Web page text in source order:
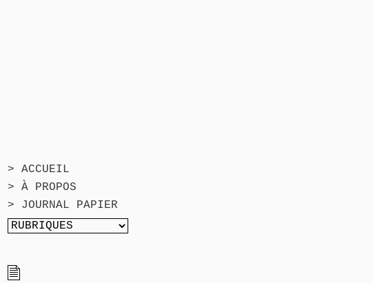
> ACCUEIL
> À PROPOS
> JOURNAL PAPIER